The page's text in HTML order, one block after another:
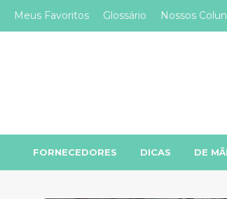
Meus Favoritos Glossário Nossos
FORNECEDORES DICAS DE